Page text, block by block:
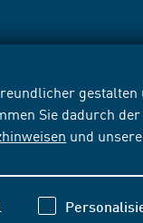
Sie dadurch
und